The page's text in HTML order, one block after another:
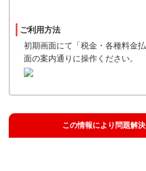
ご利用方法
初期画面にて「税金・各種料金
面の案内通りに操作ください。
この情報により問題解